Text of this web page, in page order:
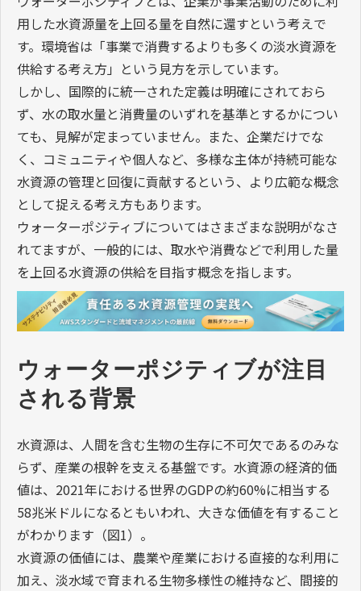
用した水資源量を上回る量を自然に還すという考えで
す。環境省は「事業で消費するよりも多くの淡水資源を
供給する考え方」という見方を示しています。
しかし、国際的に統一された定義は明確にされておら
ず、水の取水量と消費量のいずれを基準とするかについ
ても、見解が定まっていません。また、企業だけでな
く、コミュニティや個人など、多様な主体が持続可能な
水資源の管理と回復に貢献するという、より広範な概念
として捉える考え方もあります。
ウォーターポジティブについてはさまざまな説明がなさ
れてますが、一般的には、取水や消費などで利用した量
を上回る水資源の供給を目指す概念を指します。
ウォーターポジティブが注目
される背景
水資源は、人間を含む生物の生存に不可欠であるのみな
らず、産業の根幹を支える基盤です。水資源の経済的価
値は、2021年における世界のGDPの約60%に相当する
58兆米ドルになるともいわれ、大きな価値を有すること
がわかります（図1）。
水資源の価値には、農業や産業における直接的な利用に
加え、淡水域で育まれる生物多様性の維持など、間接的